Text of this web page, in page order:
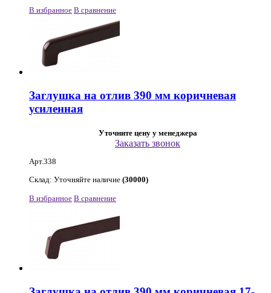
В избранное В сравнение
Заглушка на отлив 390 мм коричневая
усиленная
Уточните цену у менеджера
Заказать звонок
Арт.338
Склад: Уточняйте наличие (30000)
В избранное В сравнение